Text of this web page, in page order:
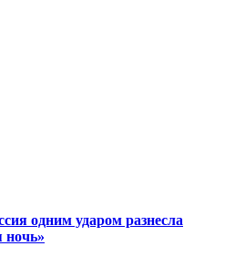
одним ударом разнесла
ночь»